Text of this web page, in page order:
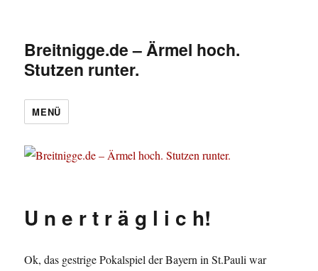
Breitnigge.de – Ärmel hoch.
Stutzen runter.
MENÜ
U n e r t r ä g l i c h!
Ok, das gestrige Pokalspiel der Bayern in St.Pauli war